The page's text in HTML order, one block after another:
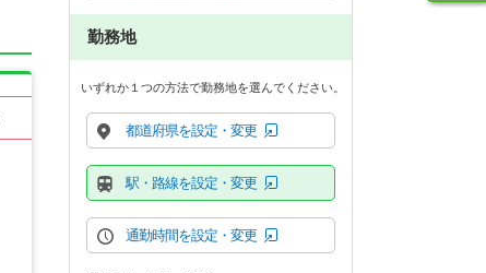
勤務地
いずれか１つの方法で勤務地を選んでください。
都道府県を設定・変更
駅・路線を設定・変更
通勤時間を設定・変更